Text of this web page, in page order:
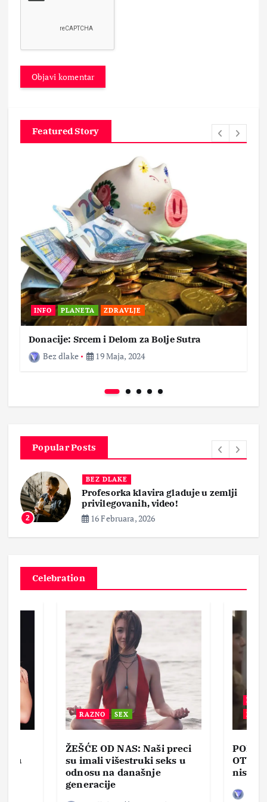
Featured Story
INFO PLANETA ZDRAVLJE
Donacije: Srcem i Delom za Bolje Sutra
Bez dlake
19 Maja, 2024
Popular Posts
u zemlji
3
Smrt pacijenata nakon
krajnika, roditelji
Celebration
u
RAZNO SEX
ŽEŠĆE OD NAS: Naši preci
su imali višestruki seks u
odnosu na današnje
generacije
BEZ
nisam